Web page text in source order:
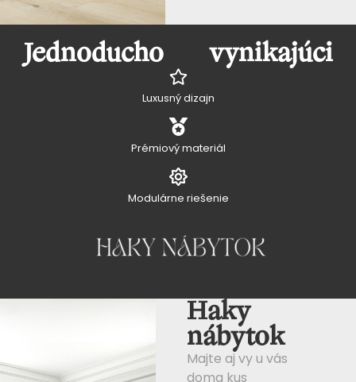
Jednoducho vynikajúci
Luxusný dizajn
Prémiový materiál
Modulárne riešenie
Haky
nábytok
Majte aj vy u vás
doma kus